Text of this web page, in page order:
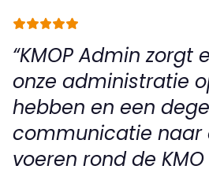
KMOP Admin zorgt
onze administratie
hebben en een
communicatie naar
voeren rond de